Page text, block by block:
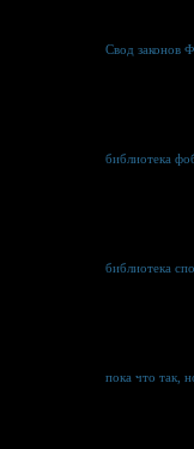
Свод законов
библиотека
библиотека
пока что